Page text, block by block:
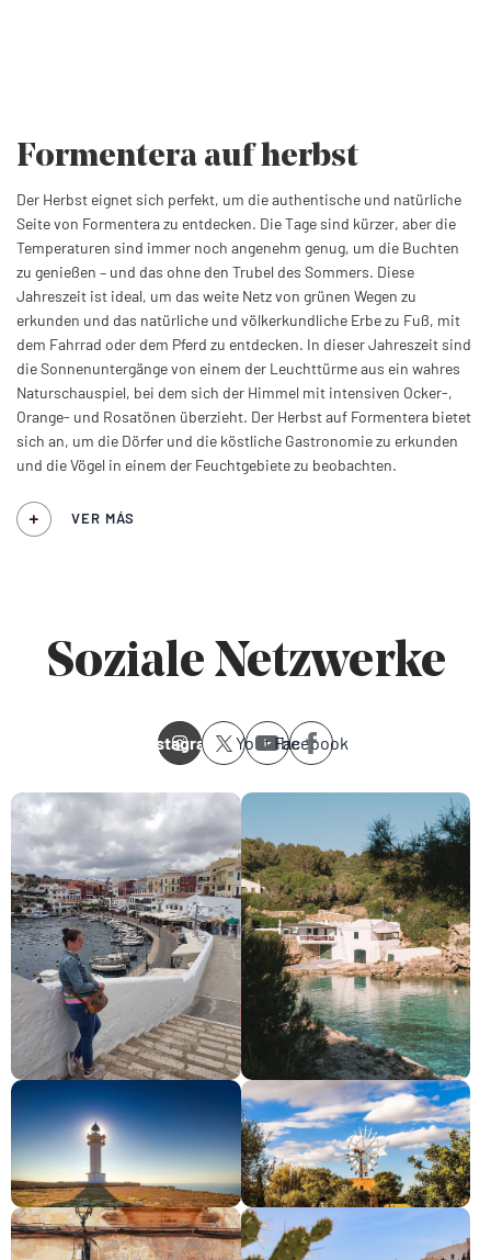
Formentera auf herbst
Der Herbst eignet sich perfekt, um die authentische und natürliche
Seite von Formentera zu entdecken. Die Tage sind kürzer, aber die
Temperaturen sind immer noch angenehm genug, um die Buchten
zu genießen – und das ohne den Trubel des Sommers. Diese
Jahreszeit ist ideal, um das weite Netz von grünen Wegen zu
erkunden und das natürliche und völkerkundliche Erbe zu Fuß, mit
dem Fahrrad oder dem Pferd zu entdecken. In dieser Jahreszeit sind
die Sonnenuntergänge von einem der Leuchttürme aus ein wahres
Naturschauspiel, bei dem sich der Himmel mit intensiven Ocker-,
Orange- und Rosatönen überzieht. Der Herbst auf Formentera bietet
sich an, um die Dörfer und die köstliche Gastronomie zu erkunden
und die Vögel in einem der Feuchtgebiete zu beobachten.
VER MÁS
Soziale Netzwerke
Instagram YoutubeFacebook